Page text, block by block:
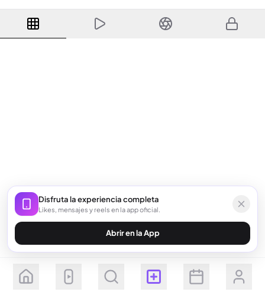
Seguir Suscribirse
Disfruta la experiencia completa
Likes, mensajes y reels en la app oficial.
Abrir en la App